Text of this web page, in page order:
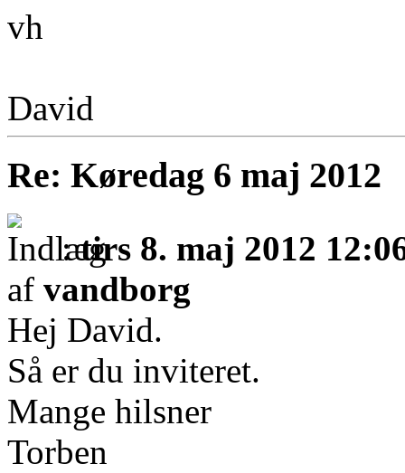
vh
David
Re: Køredag 6 maj 2012
:tirs 8. maj 2012
af vandborg
Hej David.
Så er du inviteret.
Mange hilsner
Torben